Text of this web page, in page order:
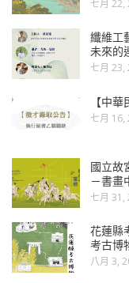
七月 22,
纖維工
未來的
七月 23,
【中
七月 16,
國立故
－書畫
七月 31,
花蓮縣
考古博
八月 3,